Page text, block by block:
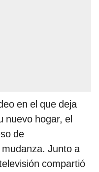
en el que deja
nuevo hogar, el
de
Junto a
compartió